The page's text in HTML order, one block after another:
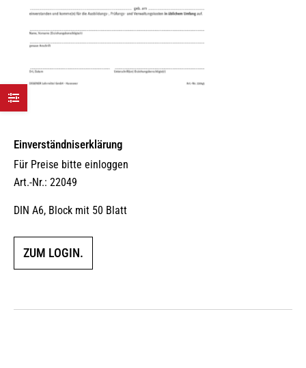
Einverständniserklärung
Für Preise bitte einloggen
Art.-Nr.: 22049
DIN A6, Block mit 50 Blatt
ZUM LOGIN.